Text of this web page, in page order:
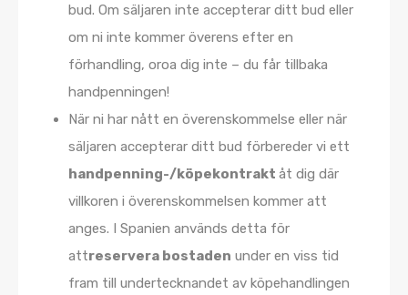
bud. Om säljaren inte accepterar ditt bud eller
om ni inte kommer överens efter en
förhandling, oroa dig inte – du får tillbaka
handpenningen!
När ni har nått en överenskommelse eller när
säljaren accepterar ditt bud förbereder vi ett
handpenning-/köpekontrakt åt dig där
villkoren i överenskommelsen kommer att
anges. I Spanien används detta för
attreservera bostaden under en viss tid
fram till undertecknandet av köpehandlingen